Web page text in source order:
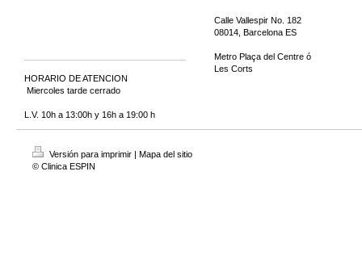
HORARIO DE ATENCION
Miercoles tarde cerrado
L.V. 10h a 13:00h y 16h a 19:00 h
Calle Vallespir No. 182
08014, Barcelona ES
Metro Plaça del Centre ó
Les Corts
Versión para imprimir | Mapa del sitio
© Clinica ESPIN